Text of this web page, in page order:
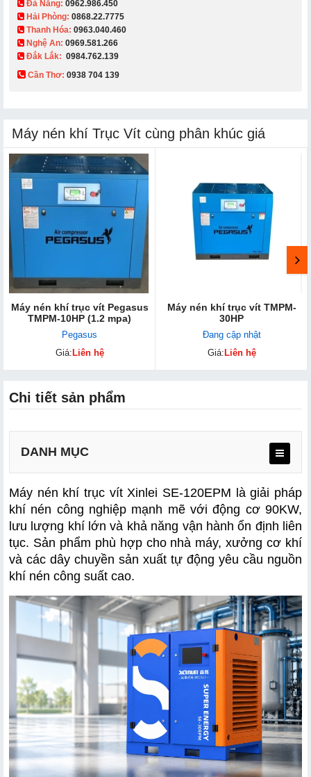
Đà Nẵng: 0962.986.450
Hải Phòng: 0868.22.7775
Thanh Hóa: 0963.040.460
Nghệ An: 0969.581.266
Đắk Lắk: 0984.762.139
Cần Thơ: 0938 704 139​
Máy nén khí Trục Vít cùng phân khúc giá
Máy nén khí trục vít Pegasus
TMPM-10HP (1.2 mpa)
Pegasus
Giá: Liên hệ
Máy nén khí trục vít TMPM-
30HP
Đang cập nhật
Giá: Liên hệ
Chi tiết sản phẩm
DANH MỤC
Máy nén khí trục vít Xinlei SE-120EPM là giải pháp
khí nén công nghiệp mạnh mẽ với động cơ 90KW,
lưu lượng khí lớn và khả năng vận hành ổn định liên
tục. Sản phẩm phù hợp cho nhà máy, xưởng cơ khí
và các dây chuyền sản xuất tự động yêu cầu nguồn
khí nén công suất cao.